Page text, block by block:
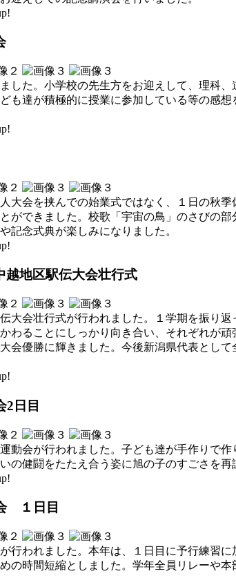
した。小学校の先生方をお迎えして、理科
も達が積極的に授業に参加している等の感
大会を挟んでの始業式ではなく、１日の秋
ができました。校歌「宇宙の鳥」のさびの
記念式典が楽しみになりました。
越地区駅伝大会壮行式
大会壮行式が行われました。１学期を振り
わることにしっかり向き合い、それぞれが
会優勝に輝きました。今後新潟県代表とし
2日目
動会が行われました。子ども達が手作りで
の健闘をたたえ合う姿に旭の子のすごさを再
１日目
行われました。本年は、１日目に予行練習
の時間短縮としました。学年全員リレーや